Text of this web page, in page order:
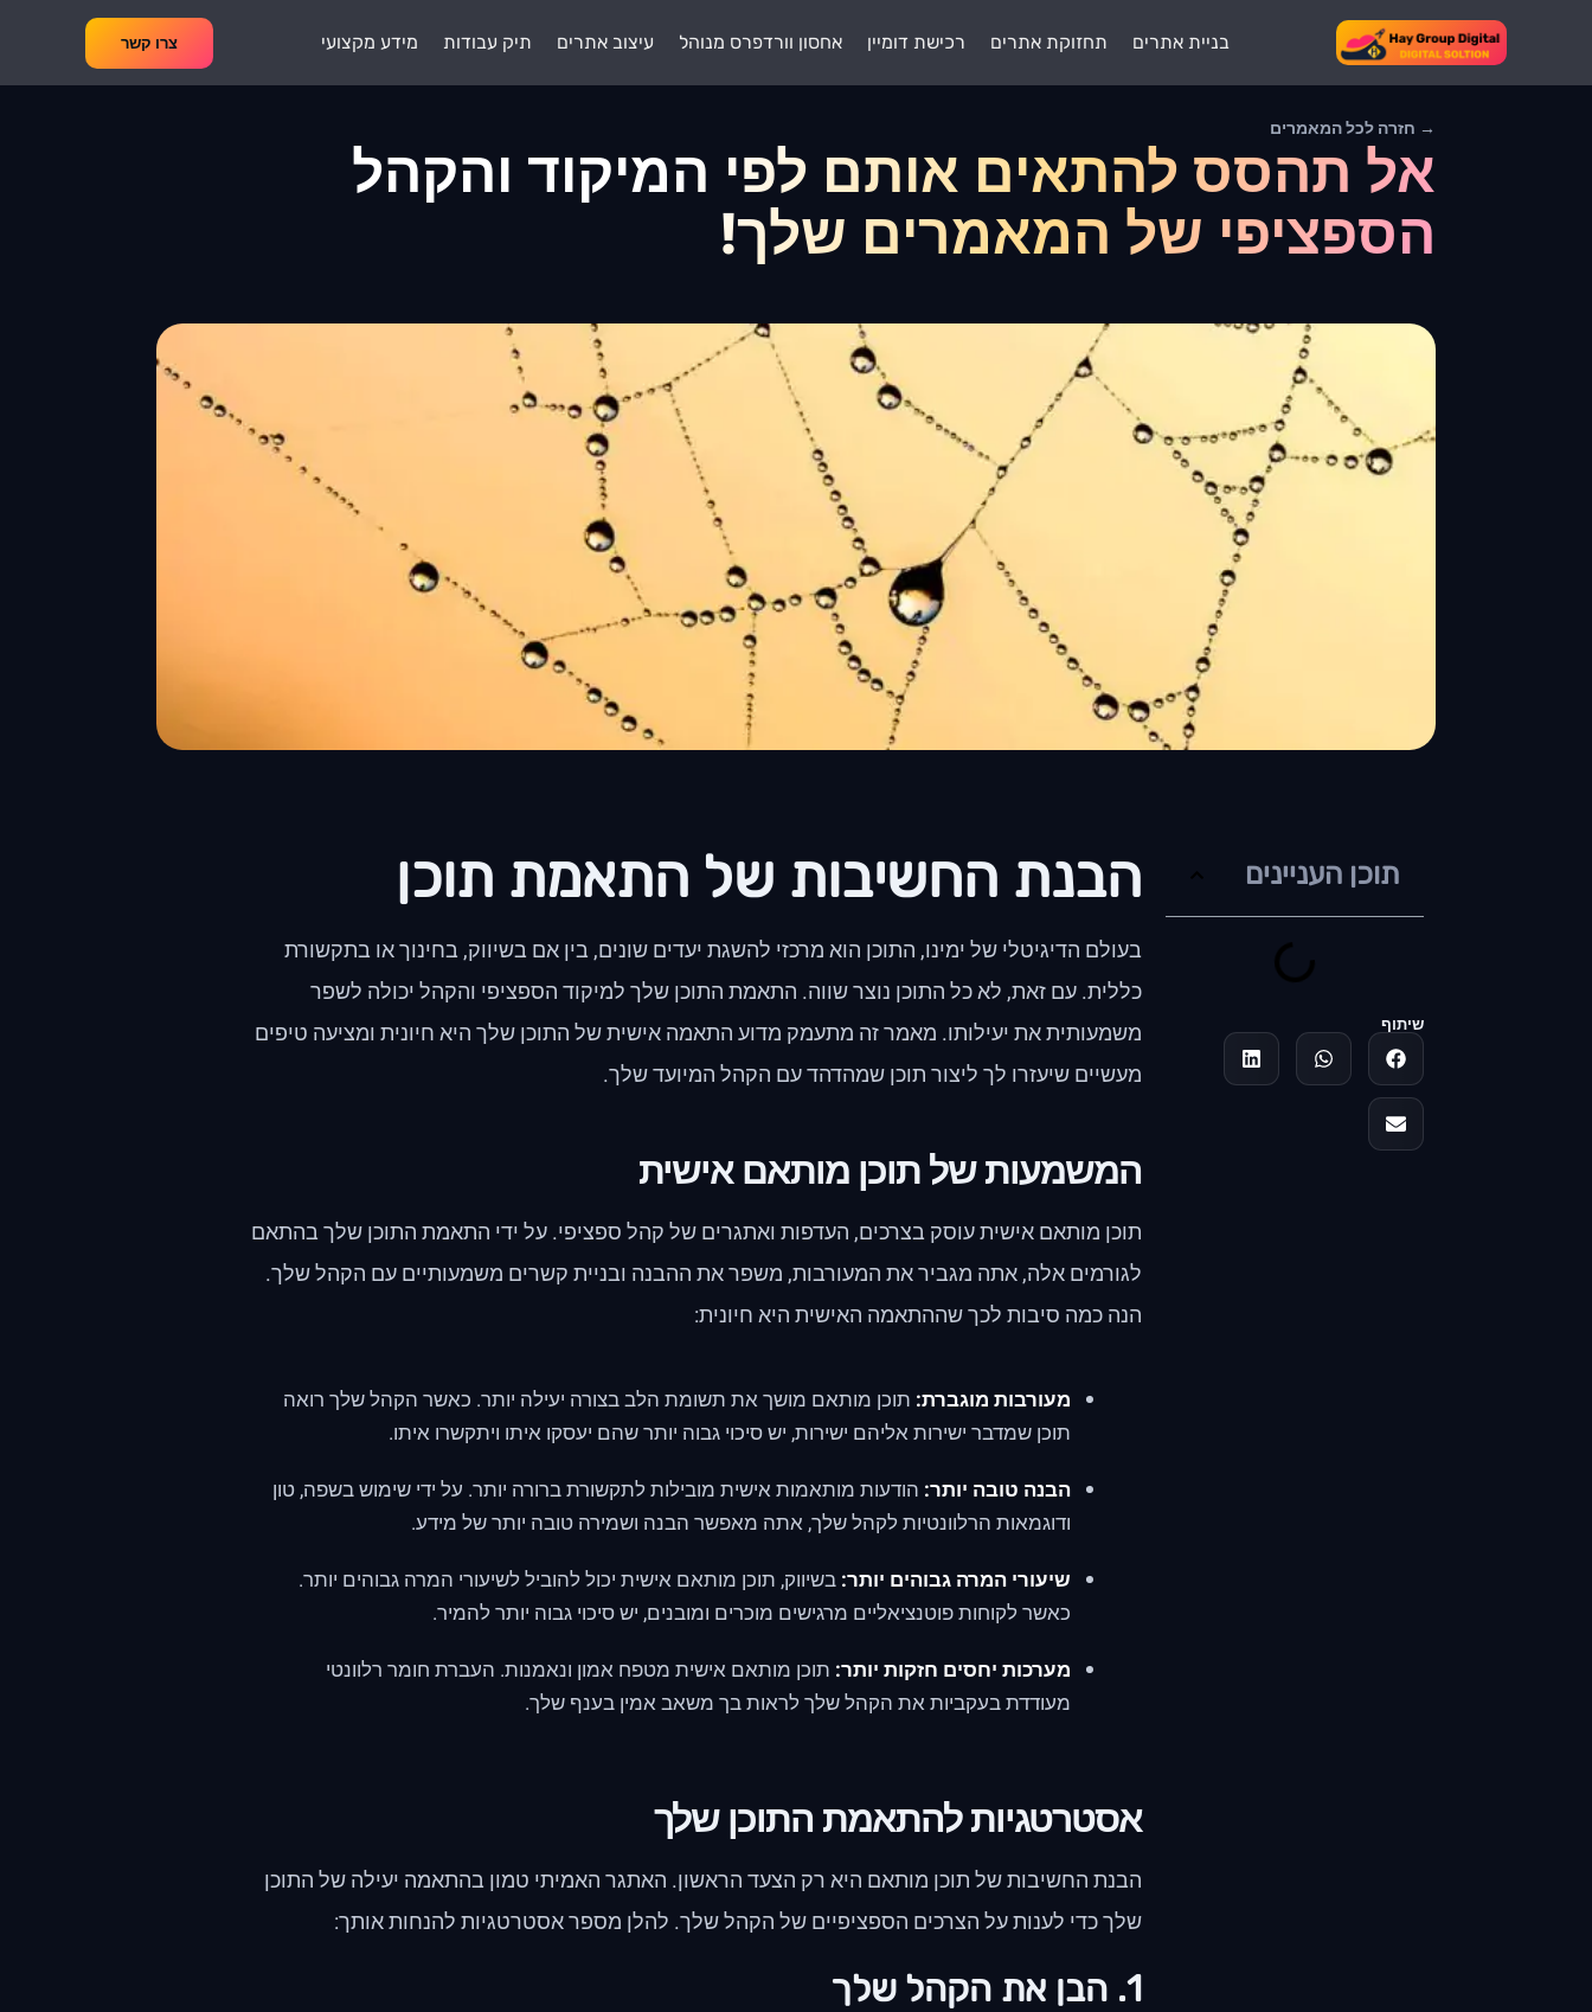
בניית אתרים תחזוקת אתרים רכישת דומיין אחסון וורדפרס מנוהל עיצוב אתרים תיק עבודות מידע מקצועי צרו קשר
→ חזרה לכל המאמרים
אל תהסס להתאים אותם לפי המיקוד והקהל
הספציפי של המאמרים שלך!
תוכן העניינים
שיתוף
הבנת החשיבות של התאמת תוכן
בעולם הדיגיטלי של ימינו, התוכן הוא מרכזי להשגת יעדים שונים, בין אם בשיווק, בחינוך או בתקשורת
כללית. עם זאת, לא כל התוכן נוצר שווה. התאמת התוכן שלך למיקוד הספציפי והקהל יכולה לשפר
משמעותית את יעילותו. מאמר זה מתעמק מדוע התאמה אישית של התוכן שלך היא חיונית ומציעה טיפים
מעשיים שיעזרו לך ליצור תוכן שמהדהד עם הקהל המיועד שלך.
המשמעות של תוכן מותאם אישית
תוכן מותאם אישית עוסק בצרכים, העדפות ואתגרים של קהל ספציפי. על ידי התאמת התוכן שלך בהתאם
לגורמים אלה, אתה מגביר את המעורבות, משפר את ההבנה ובניית קשרים משמעותיים עם הקהל שלך.
הנה כמה סיבות לכך שההתאמה האישית היא חיונית:
מעורבות מוגברת: תוכן מותאם מושך את תשומת הלב בצורה יעילה יותר. כאשר הקהל שלך רואה
תוכן שמדבר ישירות אליהם ישירות, יש סיכוי גבוה יותר שהם יעסקו איתו ויתקשרו איתו.
הבנה טובה יותר: הודעות מותאמות אישית מובילות לתקשורת ברורה יותר. על ידי שימוש בשפה, טון
ודוגמאות הרלוונטיות לקהל שלך, אתה מאפשר הבנה ושמירה טובה יותר של מידע.
שיעורי המרה גבוהים יותר: בשיווק, תוכן מותאם אישית יכול להוביל לשיעורי המרה גבוהים יותר.
כאשר לקוחות פוטנציאליים מרגישים מוכרים ומובנים, יש סיכוי גבוה יותר להמיר.
מערכות יחסים חזקות יותר: תוכן מותאם אישית מטפח אמון ונאמנות. העברת חומר רלוונטי
מעודדת בעקביות את הקהל שלך לראות בך משאב אמין בענף שלך.
אסטרטגיות להתאמת התוכן שלך
הבנת החשיבות של תוכן מותאם היא רק הצעד הראשון. האתגר האמיתי טמון בהתאמה יעילה של התוכן
שלך כדי לענות על הצרכים הספציפיים של הקהל שלך. להלן מספר אסטרטגיות להנחות אותך:
1. הבן את הקהל שלך